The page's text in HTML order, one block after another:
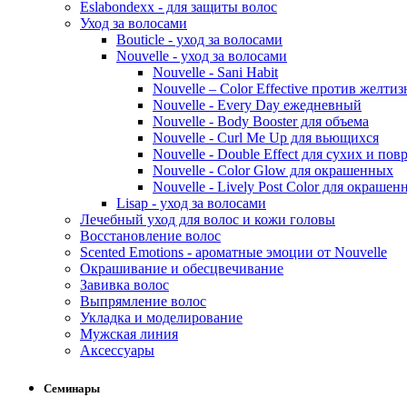
Eslabondexx - для защиты волос
Уход за волосами
Bouticle - уход за волосами
Nouvelle - уход за волосами
Nouvelle - Sani Habit
Nouvelle – Color Effective против
Nouvelle - Every Day ежедневный
Nouvelle - Body Booster для объема
Nouvelle - Curl Me Up для вьющихся
Nouvelle - Double Effect для сухих и
Nouvelle - Color Glow для окрашенных
Nouvelle - Lively Post Color для
Lisap - уход за волосами
Лечебный уход для волос и кожи головы
Восстановление волос
Scented Emotions - ароматные эмоции от Nouvelle
Окрашивание и обесцвечивание
Завивка волос
Выпрямление волос
Укладка и моделирование
Мужская линия
Аксессуары
Семинары